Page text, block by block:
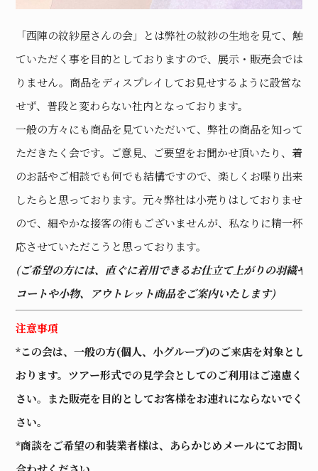
「西陣の紋紗屋さんの会」とは弊社の紋紗の生地を見て、触れ
ていただく事を目的としておりますので、展示・販売会ではあ
りません。商品をディスプレイしてお見せするように設営など
せず、普段と変わらない社内となっております。
一般の方々にも商品を見ていただいて、弊社の商品を知ってい
ただきたく会です。ご意見、ご要望をお聞かせ頂いたり、着物
のお話やご相談でも何でも結構ですので、楽しくお喋り出来ま
したらと思っております。元々弊社は小売りはしておりません
ので、細やかな接客の術もございませんが、私なりに精一杯対
応させていただこうと思っております。
(ご希望の方には、直ぐに着用できるお仕立て上がりの羽織や
コートや小物、アウトレット商品をご案内いたします)
注意事項
*この会は、一般の方(個人、小グループ)のご来店を対象として
おります。ツアー形式での見学会としてのご利用はご遠慮くだ
さい。また販売を目的としてお客様をお連れにならないでくだ
さい。
*商談をご希望の和装業者様は、あらかじめメールにてお問い